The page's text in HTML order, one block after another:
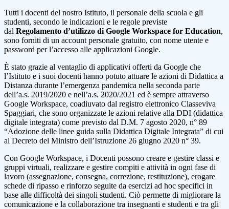
Tutti i docenti del nostro Istituto, il personale della scuola e gli
studenti, secondo le indicazioni e le regole previste
dal Regolamento d’utilizzo di Google Workspace for Education,
sono forniti di un account personale gratuito, con nome utente e
password per l’accesso alle applicazioni Google.
È stato grazie al ventaglio di applicativi offerti da Google che
l’Istituto e i suoi docenti hanno potuto attuare le azioni di Didattica a
Distanza durante l’emergenza pandemica nella seconda parte
dell’a.s. 2019/2020 e nell’a.s. 2020/2021 ed è sempre attraverso
Google Workspace, coadiuvato dal registro elettronico Classeviva
Spaggiari, che sono organizzate le azioni relative alla DDI (didattica
digitale integrata) come previsto dal D.M. 7 agosto 2020, n° 89
“Adozione delle linee guida sulla Didattica Digitale Integrata” di cui
al Decreto del Ministro dell’Istruzione 26 giugno 2020 n° 39.
Con Google Workspace, i Docenti possono creare e gestire classi e
gruppi virtuali, realizzare e gestire compiti e attività in ogni fase di
lavoro (assegnazione, consegna, correzione, restituzione), erogare
schede di ripasso e rinforzo seguite da esercizi ad hoc specifici in
base alle difficoltà dei singoli studenti. Ciò permette di migliorare la
comunicazione e la collaborazione tra insegnanti e studenti e tra gli